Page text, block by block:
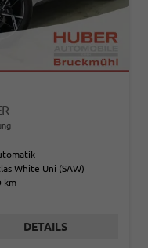
White Uni (SAW)
km
DETAILS